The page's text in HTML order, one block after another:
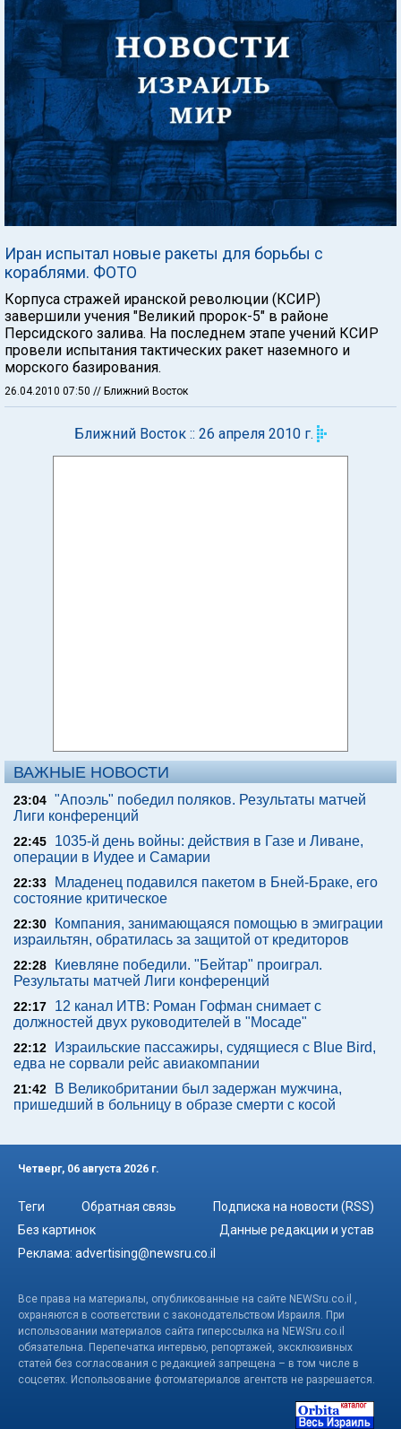
Иран испытал новые ракеты для борьбы с
кораблями. ФОТО
Корпуса стражей иранской революции (КСИР)
завершили учения "Великий пророк-5" в районе
Персидского залива. На последнем этапе учений КСИР
провели испытания тактических ракет наземного и
морского базирования.
26.04.2010 07:50 // Ближний Восток
Ближний Восток :: 26 апреля 2010 г.
ВАЖНЫЕ НОВОСТИ
23:04 "Апоэль" победил поляков. Результаты матчей
Лиги конференций
22:45
1035-й день войны: действия в Газе и Ливане,
операции в Иудее и Самарии
22:33
Младенец подавился пакетом в Бней-Браке, его
состояние критическое
22:30
Компания, занимающаяся помощью в эмиграции
израильтян, обратилась за защитой от кредиторов
22:28
Киевляне победили. "Бейтар" проиграл.
Результаты матчей Лиги конференций
22:17
12 канал ИТВ: Роман Гофман снимает с
должностей двух руководителей в "Мосаде"
22:12
Израильские пассажиры, судящиеся с Blue Bird,
едва не сорвали рейс авиакомпании
21:42
В Великобритании был задержан мужчина,
пришедший в больницу в образе смерти с косой
Четверг, 06 августа 2026 г.
Теги Обратная связь
Подписка на новости (RSS)
Без картинок
Данные редакции и устав
Реклама: advertising@newsru.co.il
Все права на материалы, опубликованные на сайте NEWSru.co.il ,
охраняются в соответствии с законодательством Израиля. При
использовании материалов сайта гиперссылка на NEWSru.co.il
обязательна. Перепечатка интервью, репортажей, эксклюзивных
статей без согласования с редакцией запрещена – в том числе в
соцсетях. Использование фотоматериалов агентств не разрешается.